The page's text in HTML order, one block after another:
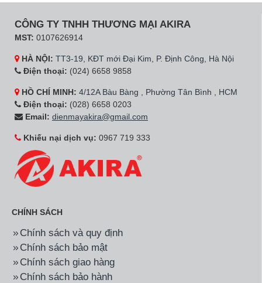
CÔNG TY TNHH THƯƠNG MẠI AKIRA
MST: 0107626914
HÀ NỘI: TT3-19, KĐT mới Đại Kim, P. Định Công, Hà Nội
Điện thoại: (024) 6658 9858
HỒ CHÍ MINH: 4/12A Bàu Bàng , Phường Tân Bình , HCM
Điện thoại: (028) 6658 0203
Email: dienmayakira@gmail.com
Khiếu nại dịch vụ: 0967 719 333
CHÍNH SÁCH
Chính sách và quy định
Chính sách bảo mật
Chính sách giao hàng
Chính sách bảo hành